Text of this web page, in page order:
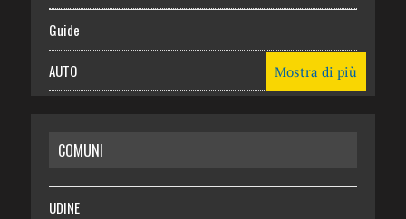
Guide
AUTO
RISPARMIO
SALUTE
Mostra di più
COMUNI
UDINE